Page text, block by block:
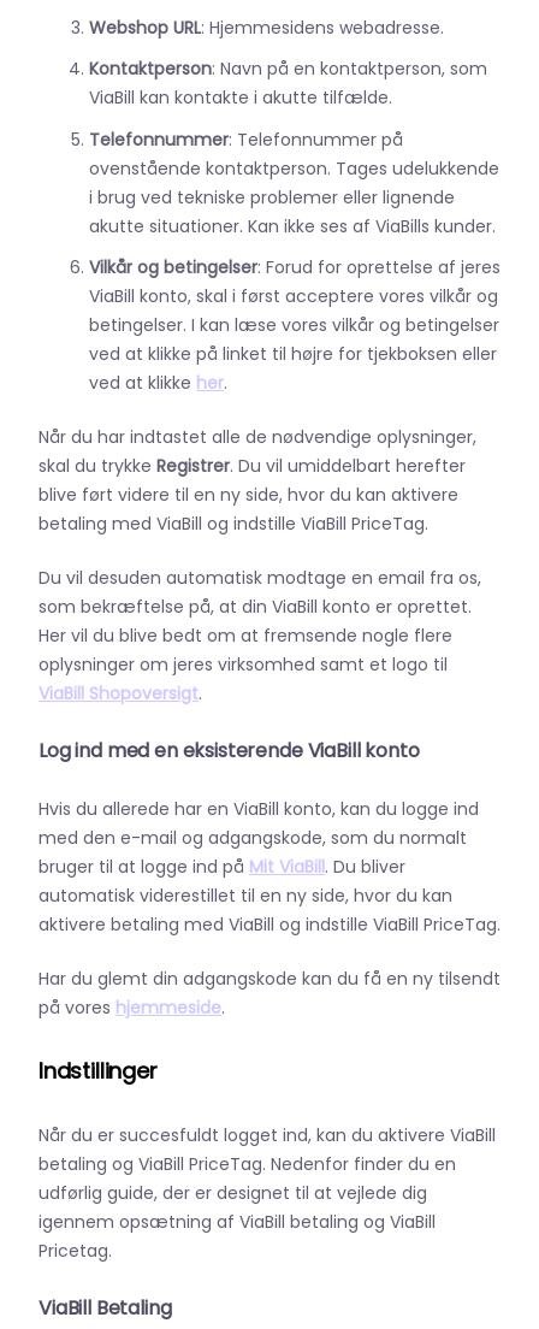
Webshop URL: Hjemmesidens webadresse.
Kontaktperson: Navn på en kontaktperson, som
ViaBill kan kontakte i akutte tilfælde.
Telefonnummer: Telefonnummer på
ovenstående kontaktperson. Tages udelukkende
i brug ved tekniske problemer eller lignende
akutte situationer. Kan ikke ses af ViaBills kunder.
Vilkår og betingelser: Forud for oprettelse af jeres
ViaBill konto, skal i først acceptere vores vilkår og
betingelser. I kan læse vores vilkår og betingelser
ved at klikke på linket til højre for tjekboksen eller
ved at klikke her.
Når du har indtastet alle de nødvendige oplysninger,
skal du trykke Registrer. Du vil umiddelbart herefter
blive ført videre til en ny side, hvor du kan aktivere
betaling med ViaBill og indstille ViaBill PriceTag.
Du vil desuden automatisk modtage en email fra os,
som bekræftelse på, at din ViaBill konto er oprettet.
Her vil du blive bedt om at fremsende nogle flere
oplysninger om jeres virksomhed samt et logo til
ViaBill Shopoversigt.
Log ind med en eksisterende ViaBill konto
Hvis du allerede har en ViaBill konto, kan du logge ind
med den e-mail og adgangskode, som du normalt
bruger til at logge ind på Mit ViaBill. Du bliver
automatisk viderestillet til en ny side, hvor du kan
aktivere betaling med ViaBill og indstille ViaBill PriceTag.
Har du glemt din adgangskode kan du få en ny tilsendt
på vores hjemmeside.
Indstillinger
Når du er succesfuldt logget ind, kan du aktivere ViaBill
betaling og ViaBill PriceTag. Nedenfor finder du en
udførlig guide, der er designet til at vejlede dig
igennem opsætning af ViaBill betaling og ViaBill
Pricetag.
ViaBill Betaling